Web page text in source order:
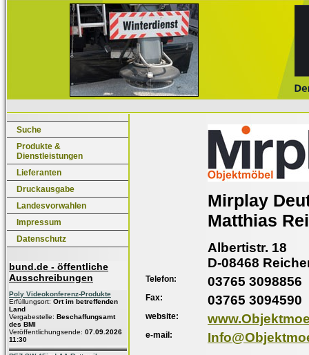
Suche
Produkte &
Dienstleistungen
Lieferanten
Druckausgabe
Landesvorwahlen
Impressum
Datenschutz
bund.de - öffentliche
Ausschreibungen
Poly Videokonferenz-Produkte
Erfüllungsort: Ort im betreffenden
Land
Vergabestelle: Beschaffungsamt
des BMI
Veröffentlichungsende: 07.09.2026
11:30
Mirplay
Matthias
Albertistr. 18
D-08468
Telefon: 03765 3098856
Fax: 03765 3094590
website:
e-mail: